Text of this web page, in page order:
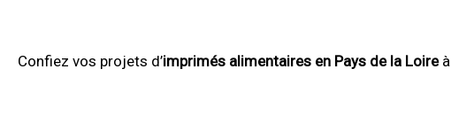
Confiez vos projets d’imprimés alimentaires en Pays de la Loireà